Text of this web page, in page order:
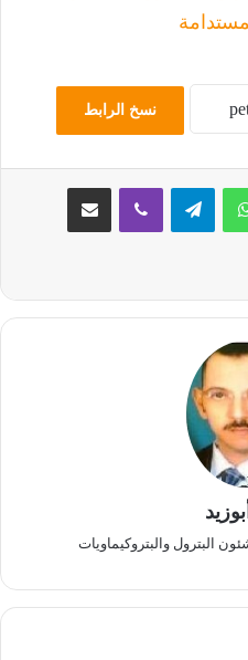
نسخ الرابط
واتساب تيلقرام ڤايبر مشاركة عبر البريد
البترول والبتروكيماويات